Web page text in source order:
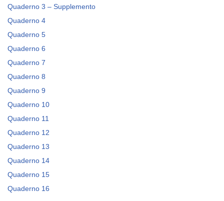
Quaderno 3 – Supplemento
Quaderno 4
Quaderno 5
Quaderno 6
Quaderno 7
Quaderno 8
Quaderno 9
Quaderno 10
Quaderno 11
Quaderno 12
Quaderno 13
Quaderno 14
Quaderno 15
Quaderno 16